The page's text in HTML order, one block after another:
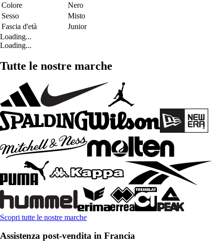
Colore
Nero
Sesso
Misto
Fascia d'età
Junior
Loading...
Loading...
Tutte le nostre marche
Scopri tutte le nostre marche
Assistenza post-vendita in Francia